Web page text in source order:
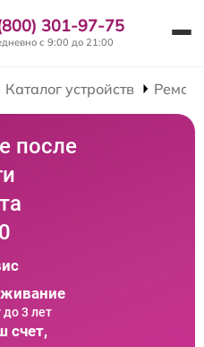
301-97-75
с 9:00 до 21:00
Каталог устройств
после
3 лет
счет,